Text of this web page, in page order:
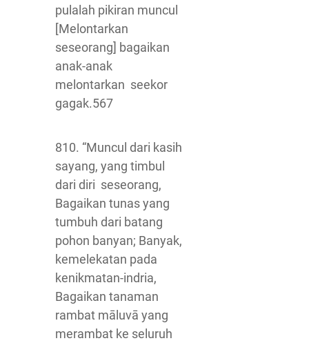
pulalah pikiran muncul
[Melontarkan
seseorang] bagaikan
anak-anak
melontarkan seekor
gagak.567
810. “Muncul dari kasih
sayang, yang timbul
dari diri seseorang,
Bagaikan tunas yang
tumbuh dari batang
pohon banyan; Banyak,
kemelekatan pada
kenikmatan-indria,
Bagaikan tanaman
rambat māluvā yang
merambat ke seluruh